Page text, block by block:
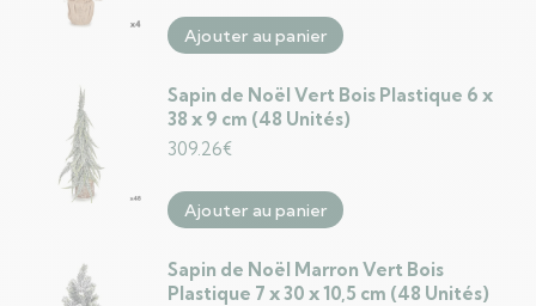
Ajouter au panier
Sapin de Noël Vert Bois Plastique 6 x
38 x 9 cm (48 Unités)
309.26€
Ajouter au panier
Sapin de Noël Marron Vert Bois
Plastique 7 x 30 x 10,5 cm (48 Unités)